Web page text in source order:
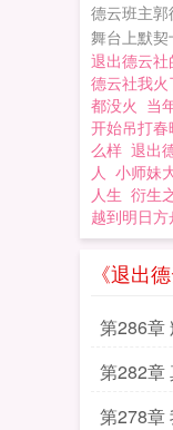
德云班主
舞台上默
退出德云社
德云社我火
都没火 当
开始吊打春
么样 退出
人 小师妹
人生 衍生
越到明日
《退出
第286章
第282章
第278章